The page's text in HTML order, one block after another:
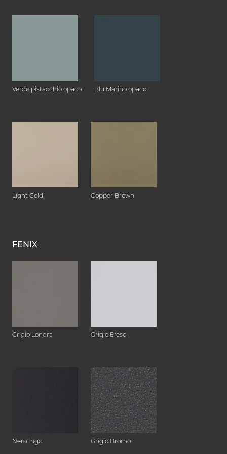
Verde pistacchio opaco Blu Marino opaco
Light Gold Copper Brown
FENIX
Grigio Londra Grigio Efeso
Nero Ingo Grigio Bromo